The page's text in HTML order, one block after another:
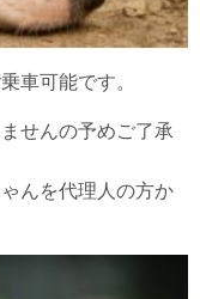
車可能です。
せんの予めご了承
んを代理人の方か